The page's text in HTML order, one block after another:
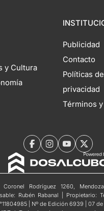
y Cultura
Publicidad
Contacto
Políticas
privacidad
Términos
Rodríguez 1260,
Rubén Rabanal | Propietario:
| Nº de Edición 6939 | 07